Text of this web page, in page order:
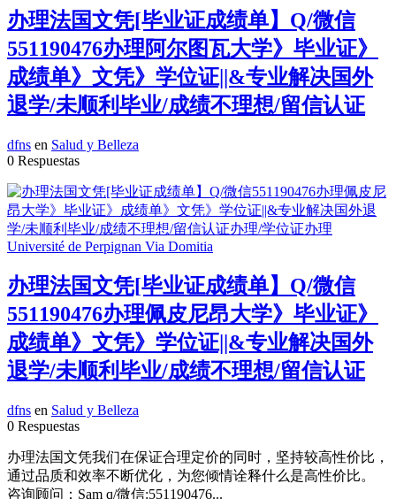
办理法国文凭[毕业证成绩单】Q/微信
551190476办理阿尔图瓦大学》毕业证》
成绩单》文凭》学位证||&专业解决国外
退学/未顺利毕业/成绩不理想/留信认证
dfns en Salud y Belleza
0 Respuestas
办理法国文凭[毕业证成绩单】Q/微信
551190476办理佩皮尼昂大学》毕业证》
成绩单》文凭》学位证||&专业解决国外
退学/未顺利毕业/成绩不理想/留信认证
dfns en Salud y Belleza
0 Respuestas
办理法国文凭我们在保证合理定价的同时，坚持较高性价比，
通过品质和效率不断优化，为您倾情诠释什么是高性价比。
咨询顾问：Sam q/微信:551190476...